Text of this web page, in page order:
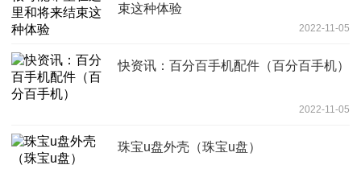
束这种体验
2022-11-05
快资讯：百分百手机配件（百分百手机）
2022-11-05
珠宝u盘外壳（珠宝u盘）